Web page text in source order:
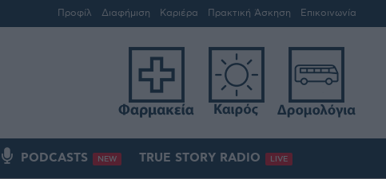
Προφίλ Διαφήμιση Καριέρα Πρακτική Άσκηση Επικοινωνία
PODCASTS NEW TRUE STORY RADIO LIVE